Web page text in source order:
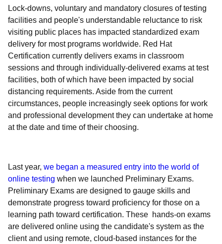
Lock-downs, voluntary and mandatory closures of testing
facilities and people's understandable reluctance to risk
visiting public places has impacted standardized exam
delivery for most programs worldwide. Red Hat
Certification currently delivers exams in classroom
sessions and through individually-delivered exams at test
facilities, both of which have been impacted by social
distancing requirements. Aside from the current
circumstances, people increasingly seek options for work
and professional development they can undertake at home
at the date and time of their choosing.
Last year, we began a measured entry into the world of
online testing when we launched Preliminary Exams.
Preliminary Exams are designed to gauge skills and
demonstrate progress toward proficiency for those on a
learning path toward certification. These hands-on exams
are delivered online using the candidate's system as the
client and using remote, cloud-based instances for the